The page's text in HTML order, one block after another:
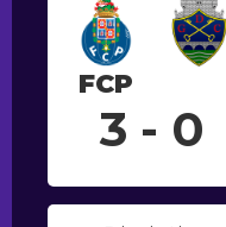
FCP
3 - 0